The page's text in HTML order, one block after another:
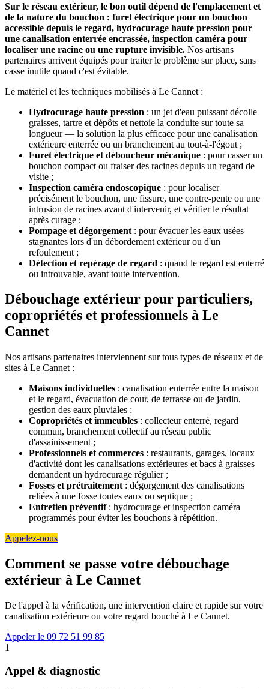
Sur le réseau extérieur, le bon outil dépend de l'emplacement et
de la nature du bouchon : furet électrique pour un bouchon
accessible depuis le regard, hydrocurage haute pression pour
une canalisation enterrée encrassée, inspection caméra pour
localiser une racine ou une rupture invisible. Nos artisans
partenaires arrivent équipés pour traiter le problème sur place, sans
casse inutile quand c'est évitable.
Le matériel et les techniques mobilisés à Le Cannet :
Hydrocurage haute pression : un jet d'eau puissant décolle
graisses, tartre et dépôts et nettoie la conduite sur toute sa
longueur — la solution la plus efficace pour une canalisation
extérieure enterrée ou un branchement au tout-à-l'égout ;
Furet électrique et déboucheur mécanique : pour casser un
bouchon compact ou fraiser des racines depuis un regard de
visite ;
Inspection caméra endoscopique : pour localiser
précisément le bouchon, une fissure, une contre-pente ou une
intrusion de racines avant d'intervenir, et vérifier le résultat
après curage ;
Pompage et dégorgement : pour évacuer les eaux usées
stagnantes lors d'un débordement extérieur ou d'un
refoulement ;
Détection et repérage de regard : quand le regard est enterré
ou introuvable, avant toute intervention.
Débouchage extérieur pour particuliers,
copropriétés et professionnels à Le
Cannet
Nos artisans partenaires interviennent sur tous types de réseaux et de
sites à Le Cannet :
Maisons individuelles : canalisation enterrée entre la maison
et le regard, évacuation de cour, de terrasse ou de jardin,
gestion des eaux pluviales ;
Copropriétés et immeubles : collecteur enterré, regard
commun, branchement collectif au réseau public
d'assainissement ;
Professionnels et commerces : restaurants, garages, locaux
d'activité dont les canalisations extérieures et bacs à graisses
demandent un hydrocurage régulier ;
Fosses et prétraitement : dégorgement des canalisations
reliées à une fosse toutes eaux ou septique ;
Entretien préventif: hydrocurage et inspection caméra
programmés pour éviter les bouchons à répétition.
Appelez-nous
Comment se passe votre débouchage
extérieur à Le Cannet
De l'appel à la vérification, une intervention claire et rapide sur votre
canalisation extérieure ou votre regard bouché à Le Cannet.
Appeler le 09 72 51 99 85
1
Appel & diagnostic